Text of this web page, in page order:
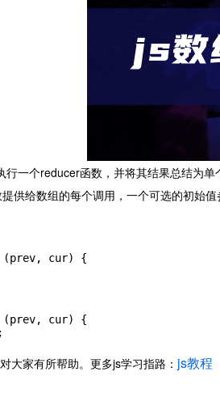
一个reducer函数，并将其结果总结为单
供给数组的每个调用，一个可选的初始值
(prev, cur) {
(prev, cur) {
大家有所帮助。 更多js学习指路： js教程